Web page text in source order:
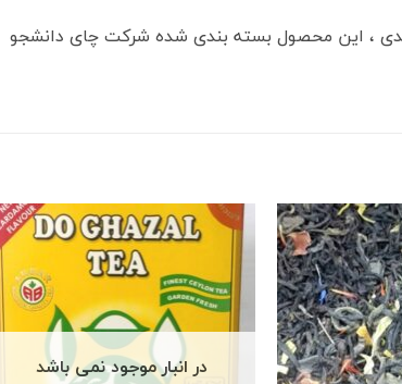
، این محصول بسته بندی شده شرکت چای دانشجو
در انبار موجود نمی باشد